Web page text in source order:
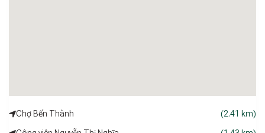
Chợ Bến Thành (2.41 km)